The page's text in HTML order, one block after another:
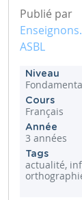
Publié par
ASBL
Niveau
Cours
Français
Année
3 années
Tags
actualité,